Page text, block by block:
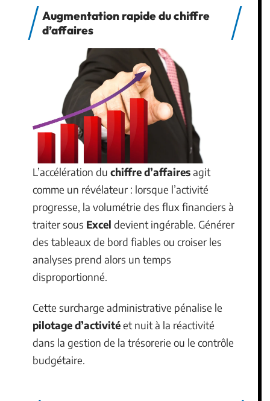
Augmentation rapide du chiffre
d’affaires
L’accélération du chiffre d’affairesagit
comme un révélateur : lorsque l’activité
progresse, la volumétrie des flux financiers à
traiter sous Excel devient ingérable. Générer
des tableaux de bord fiables ou croiser les
analyses prend alors un temps
disproportionné.
Cette surcharge administrative pénalise le
pilotage d’activitéet nuit à la réactivité
dans la gestion de la trésorerie ou le contrôle
budgétaire.